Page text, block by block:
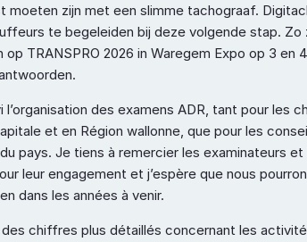
moeten zijn met een slimme tachograaf.
te begeleiden bij deze volgende stap. Zo
TRANSPRO 2026 in Waregem Expo op 3 en
l’organisation des examens ADR, tant pour les
et en Région wallonne, que pour les
pays. Je tiens à remercier les examinateurs et
leur engagement et j’espère que nous
dans les années à venir.
chiffres plus détaillés concernant les